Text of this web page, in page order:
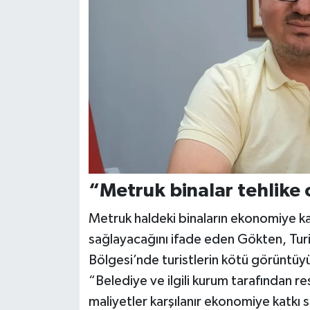
“Metruk binalar tehlike
Metruk haldeki binaların ekonomiye
sağlayacağını ifade eden Gökten,
Bölgesi’nde turistlerin kötü
“Belediye ve ilgili kurum tarafından
maliyetler karşılanır ekonomiye katkı